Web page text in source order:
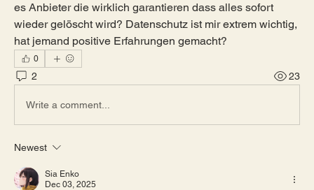
es Anbieter die wirklich garantieren dass alles sofort
wieder gelöscht wird? Datenschutz ist mir extrem wichtig,
hat jemand positive Erfahrungen gemacht?
0
2 23
Write a comment...
Newest
Sia Enko
Dec 03, 2025